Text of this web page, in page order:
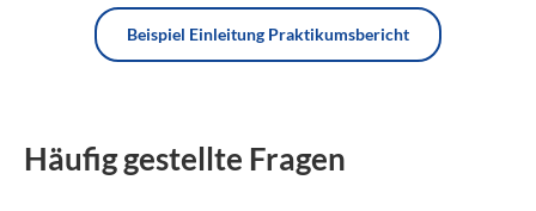
Beispiel Einleitung Praktikumsbericht
Häufig gestellte Fragen